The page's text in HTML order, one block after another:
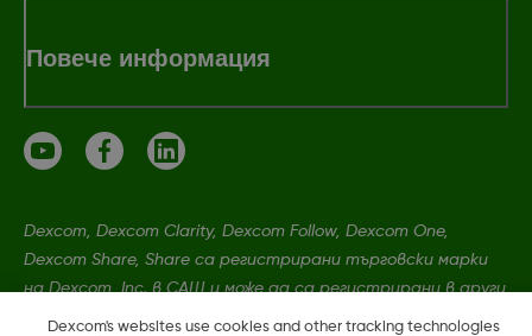
Повече информация
Dexcom, Dexcom Clarity, Dexcom Follow, Dexcom One,
Dexcom Share, Share са регистрирани търговски марки
на Dexcom, Inc. в САЩ и може да са регистрирани в други
държави.
Dexcom's websites use cookies and other tracking technologies